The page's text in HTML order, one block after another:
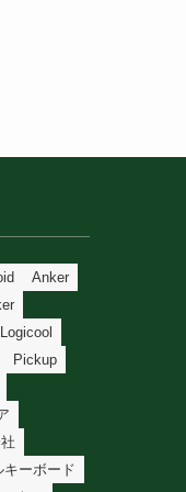
Anker
Logicool
Pickup
キーボード